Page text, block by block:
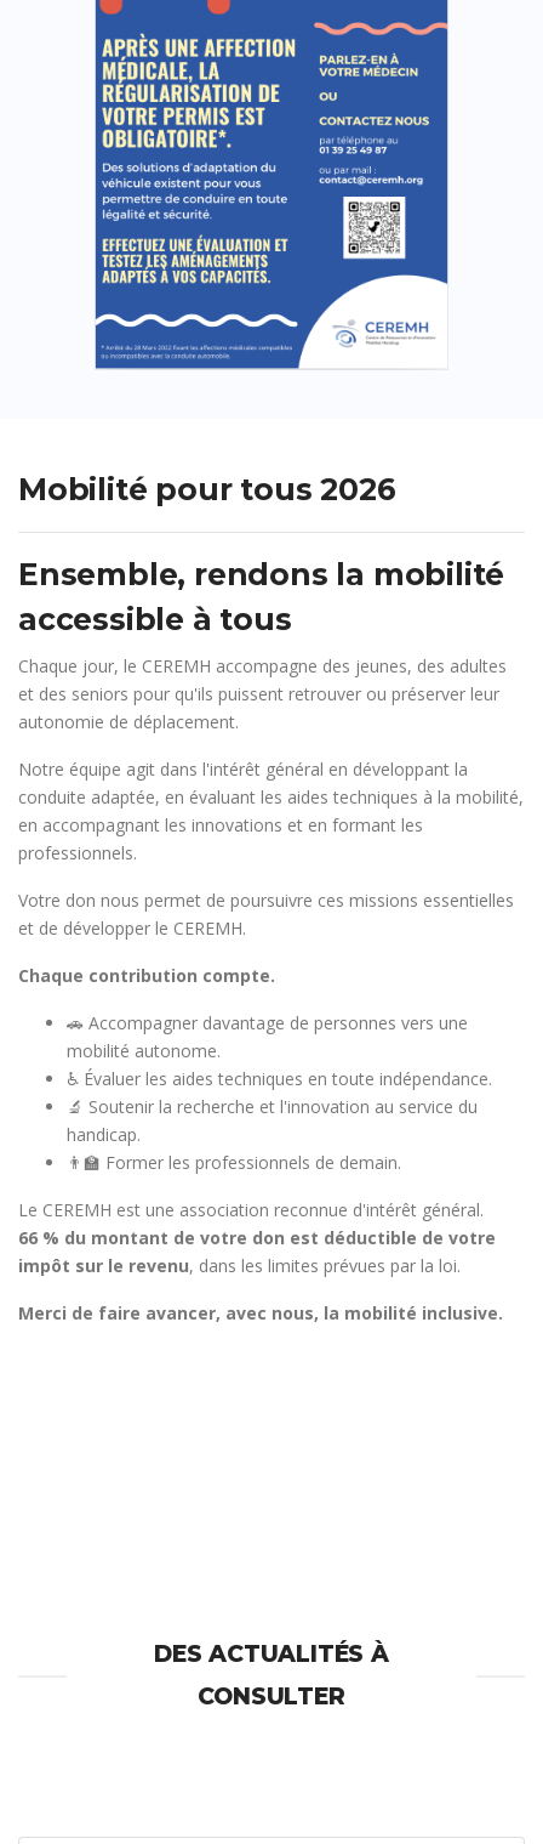
Mobilité pour tous 2026
Ensemble, rendons la mobilité
accessible à tous
Chaque jour, le CEREMH accompagne des jeunes, des adultes
et des seniors pour qu'ils puissent retrouver ou préserver leur
autonomie de déplacement.
Notre équipe agit dans l'intérêt général en développant la
conduite adaptée, en évaluant les aides techniques à la mobilité,
en accompagnant les innovations et en formant les
professionnels.
Votre don nous permet de poursuivre ces missions essentielles
et de développer le CEREMH.
Chaque contribution compte.
🚗 Accompagner davantage de personnes vers une
mobilité autonome.
♿ Évaluer les aides techniques en toute indépendance.
🔬 Soutenir la recherche et l'innovation au service du
handicap.
👨‍🏫 Former les professionnels de demain.
Le CEREMH est une association reconnue d'intérêt général.
66 % du montant de votre don est déductible de votre
impôt sur le revenu, dans les limites prévues par la loi.
Merci de faire avancer, avec nous, la mobilité inclusive.
DES ACTUALITÉS À
CONSULTER